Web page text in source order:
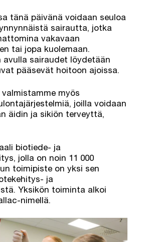
tänä päivänä voidaan seuloa
sairautta, jotka
vakavaan
tai jopa kuolemaan.
avulla sairaudet löydetään
pääsevät hoitoon ajoissa.
myös
joilla voidaan
äidin ja sikiön terveyttä,
biotiede- ja
jolla on noin 11 000
toimipiste on yksi sen
ja
Yksikön toiminta alkoi
nimellä.